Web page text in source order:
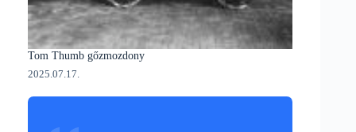
Tom Thumb gőzmozdony
2025.07.17.